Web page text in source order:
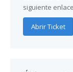
siguiente
Abrir Ticket